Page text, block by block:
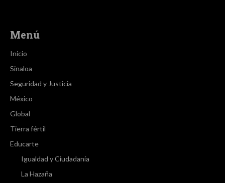
Menú
Inicio
Sinaloa
Seguridad y Justicia
México
Global
Tierra fértil
Educarte
Igualdad y Ciudadanía
La Hazaña